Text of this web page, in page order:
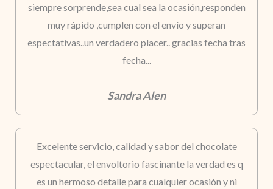
siempre sorprende,sea cual sea la ocasión,responden
muy rápido ,cumplen con el envío y superan
espectativas..un verdadero placer.. gracias fecha tras
fecha...
Sandra Alen
Excelente servicio, calidad y sabor del chocolate
espectacular, el envoltorio fascinante la verdad es q
es un hermoso detalle para cualquier ocasión y ni